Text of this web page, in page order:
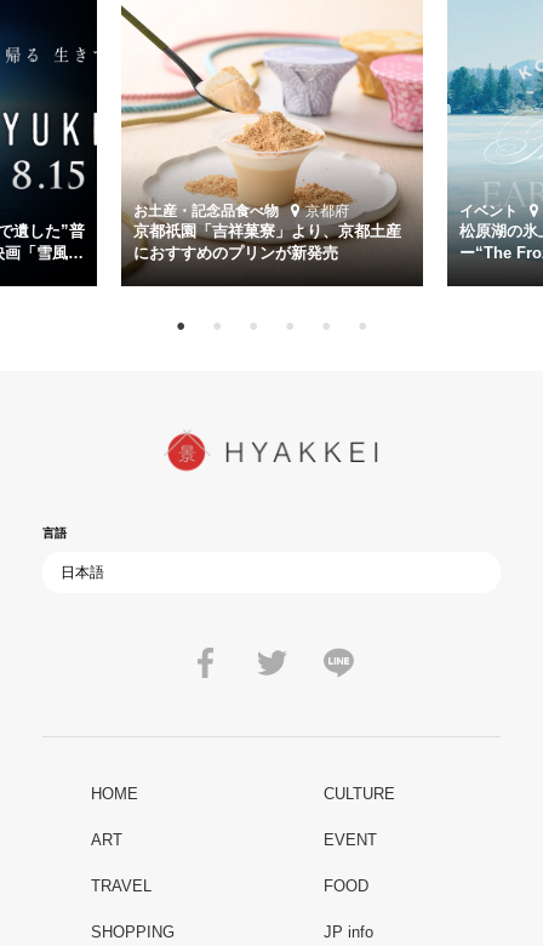
主演は「雪風」の艦長・寺澤一利を演じる竹野内豊。先任伍長・早瀬
幸平を玉木宏が演じるほか、奥平大兼、田中麗奈、石丸幹二、益岡徹
など実力派俳優が共演。そして戦艦大和と運命を共にした帝国海軍・
第二艦隊司令長官、伊藤整一を中井貴一が圧倒的な存在感で演じ切
る。
時代が再び、分断と暴力に揺れる現代。本作は「同じ過ちを繰り返す
道を歩んではいないか」と、彼らが命をかけて守りたいと願っ
た”今”を生きる私達に問いかける。戦後80年、戦争の記憶が薄れゆく
今だからこそ、尊い平和の価値を未来に繋ぐ作品『雪風 YUKIKAZE』
を多くの方にご覧いただきたい。
遺した”普
画「雪風
お土産・記念品食べ物 京都府
京都祇園「吉祥菓寮」より、京都土産
におすすめのプリンが新発売
イベント
松原湖の氷
ー“The
言語
HOME CULTURE
ART EVENT
TRAVEL FOOD
SHOPPING JP info